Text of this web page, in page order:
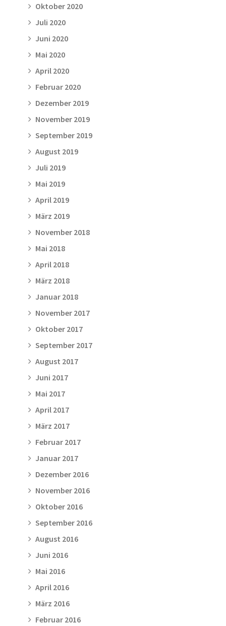
Oktober 2020
Juli 2020
Juni 2020
Mai 2020
April 2020
Februar 2020
Dezember 2019
November 2019
September 2019
August 2019
Juli 2019
Mai 2019
April 2019
März 2019
November 2018
Mai 2018
April 2018
März 2018
Januar 2018
November 2017
Oktober 2017
September 2017
August 2017
Juni 2017
Mai 2017
April 2017
März 2017
Februar 2017
Januar 2017
Dezember 2016
November 2016
Oktober 2016
September 2016
August 2016
Juni 2016
Mai 2016
April 2016
März 2016
Februar 2016